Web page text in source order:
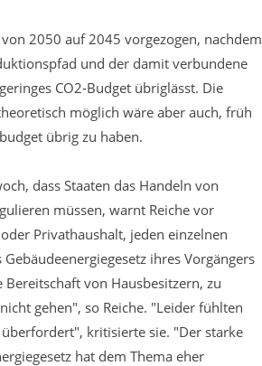
2050 auf 2045 vorgezogen, nachdem
und der damit verbundene
CO2-Budget übriglässt. Die
möglich wäre aber auch, früh
übrig zu haben.
dass Staaten das Handeln von
müssen, warnt Reiche vor
Privathaushalt, jeden einzelnen
ihres Vorgängers
von Hausbesitzern, zu
gehen", so Reiche. "Leider fühlten
kritisierte sie. "Der starke
hat dem Thema eher